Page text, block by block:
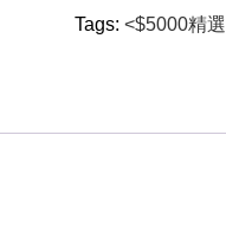
Tags:<$5000精選